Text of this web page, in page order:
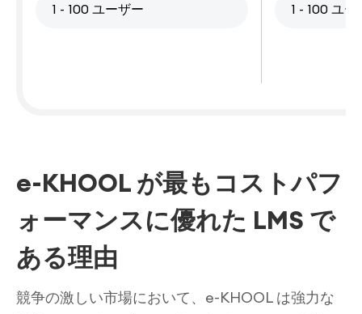
1 - 100 ユーザー 1 - 100 ユー
e-KHOOL が最もコストパフ
ォーマンスに優れた LMS で
ある理由
競争の激しい市場において、e-KHOOL は強力な